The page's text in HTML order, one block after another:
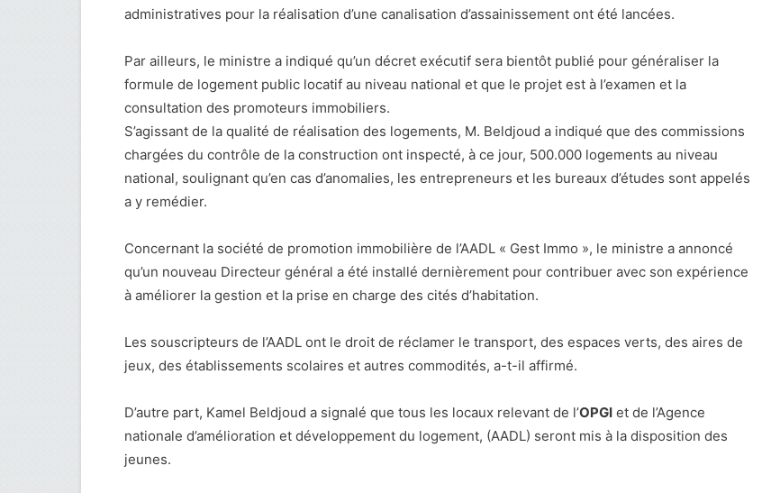
administratives pour la réalisation d’une canalisation d’assainissement ont été lancées.
Par ailleurs, le ministre a indiqué qu’un décret exécutif sera bientôt publié pour généraliser la
formule de logement public locatif au niveau national et que le projet est à l’examen et la
consultation des promoteurs immobiliers.
S’agissant de la qualité de réalisation des logements, M. Beldjoud a indiqué que des commissions
chargées du contrôle de la construction ont inspecté, à ce jour, 500.000 logements au niveau
national, soulignant qu’en cas d’anomalies, les entrepreneurs et les bureaux d’études sont appelés
a y remédier.
Concernant la société de promotion immobilière de l’AADL « Gest Immo », le ministre a annoncé
qu’un nouveau Directeur général a été installé dernièrement pour contribuer avec son expérience
à améliorer la gestion et la prise en charge des cités d’habitation.
Les souscripteurs de l’AADL ont le droit de réclamer le transport, des espaces verts, des aires de
jeux, des établissements scolaires et autres commodités, a-t-il affirmé.
D’autre part, Kamel Beldjoud a signalé que tous les locaux relevant de l’OPGI et de l’Agence
nationale d’amélioration et développement du logement, (AADL) seront mis à la disposition des
jeunes.